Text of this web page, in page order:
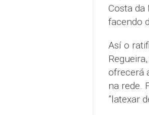
Costa da
facendo
Así o
ofrecerá
na rede.
”latexar